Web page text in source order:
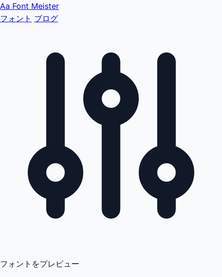
Aa Font Meister
フォント ブログ
フォントをプレビュー